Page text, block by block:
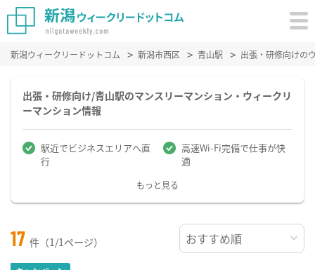
新潟ウィークリードットコム 新潟市西区 青山駅 出張・研修向けの
出張・研修向け/青山駅のマンスリーマンション・ウィークリ
ーマンション情報
駅近でビジネスエリアへ直
行
高速Wi-Fi完備で仕事が快
適
もっと見る
17 件（1/1ページ）